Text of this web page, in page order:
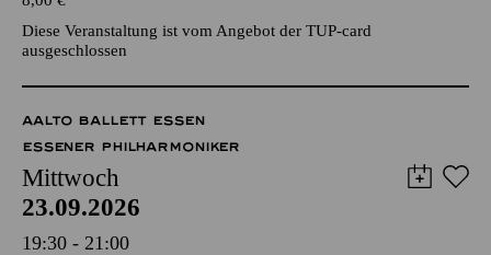
Diese Veranstaltung ist vom Angebot der TUP-card
ausgeschlossen
AALTO BALLETT ESSEN
ESSENER PHILHARMONIKER
Mittwoch
23.09.2026
19:30 - 21:00